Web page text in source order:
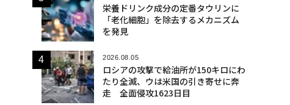
栄養ドリンク成分の定番タウリンに
「老化細胞」を除去するメカニズム
を発見
2026.08.05
ロシアの攻撃で給油所が150キロにわ
たり全滅、ウは米国の引き寄せに奔
走 全面侵攻1623日目